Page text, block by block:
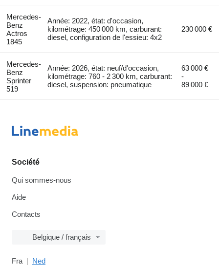
Mercedes-
Benz
Actros
1845
Année: 2022, état: d'occasion,
kilométrage: 450 000 km, carburant:
diesel, configuration de l'essieu: 4x2
230 000 €
Mercedes-
Benz
Sprinter
519
Année: 2026, état: neuf/d'occasion,
kilométrage: 760 - 2 300 km, carburant:
diesel, suspension: pneumatique
63 000 €
-
89 000 €
Société
Qui sommes-nous
Aide
Contacts
Belgique / français
Fra Ned